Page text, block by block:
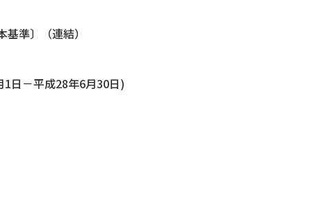
準〕（連結）
日－平成28年6月30日)